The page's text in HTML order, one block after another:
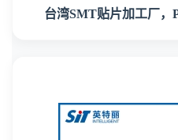
台湾SMT贴片加工厂